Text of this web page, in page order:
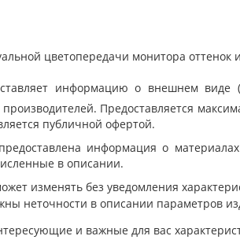
цветопередачи монитора оттенок
информацию о внешнем виде
Предоставляется
публичной офертой.
информация о
в описании.
изменять без уведомления
неточности в описании параметров
и важные для вас